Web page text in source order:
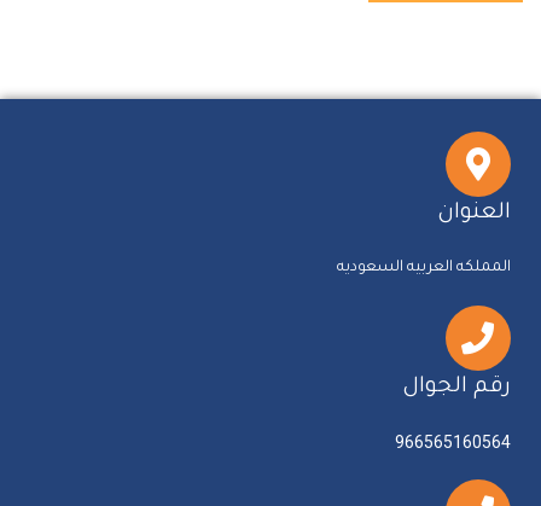
العنوان
المملكه العربيه السعوديه
رقم الجوال
966565160564